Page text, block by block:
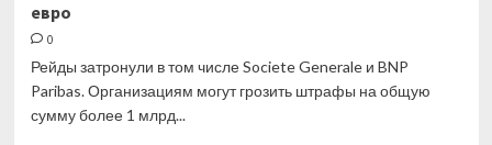
евро
0
Рейды затронули в том числе Societe Generale и BNP
Paribas. Организациям могут грозить штрафы на общую
сумму более 1 млрд...